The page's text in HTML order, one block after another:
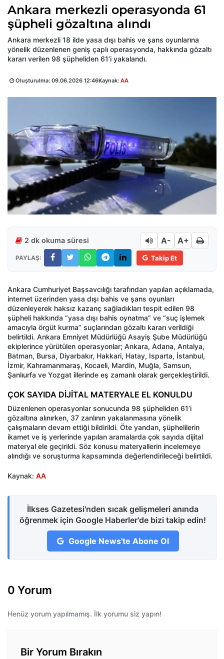
Ankara merkezli operasyonda 61
şüpheli gözaltına alındı
Ankara merkezli 18 ilde yasa dışı bahis ve şans oyunlarına
yönelik düzenlenen geniş çaplı operasyonda, hakkında gözaltı
kararı verilen 98 şüpheliden 61’i yakalandı.
Oluşturulma: 09.06.2026 12:46Kaynak: AA
2 dk okuma süresi A- A+
PAYLAŞ: Takip Et
Ankara Cumhuriyet Başsavcılığı tarafından yapılan açıklamada,
internet üzerinden yasa dışı bahis ve şans oyunları
düzenleyerek haksız kazanç sağladıkları tespit edilen 98
şüpheli hakkında “yasa dışı bahis oynatma” ve “suç işlemek
amacıyla örgüt kurma” suçlarından gözaltı kararı verildiği
belirtildi. Ankara Emniyet Müdürlüğü Asayiş Şube Müdürlüğü
ekiplerince yürütülen operasyonlar; Ankara, Adana, Antalya,
Batman, Bursa, Diyarbakır, Hakkari, Hatay, Isparta, İstanbul,
İzmir, Kahramanmaraş, Kocaeli, Mardin, Muğla, Samsun,
Şanlıurfa ve Yozgat illerinde eş zamanlı olarak gerçekleştirildi.
ÇOK SAYIDA DİJİTAL MATERYALE EL KONULDU
Düzenlenen operasyonlar sonucunda 98 şüpheliden 61’i
gözaltına alınırken, 37 zanlının yakalanmasına yönelik
çalışmaların devam ettiği bildirildi. Öte yandan, şüphelilerin
ikamet ve iş yerlerinde yapılan aramalarda çok sayıda dijital
materyal ele geçirildi. Söz konusu materyallerin incelemeye
alındığı ve soruşturma kapsamında değerlendirileceği belirtildi.
Kaynak: AA
İlkses Gazetesi'nden sıcak gelişmeleri anında
öğrenmek için Google Haberler'de bizi takip edin!
Google News'te Abone Ol
0 Yorum
Henüz yorum yapılmamış. İlk yorumu siz yapın!
Bir Yorum Bırakın